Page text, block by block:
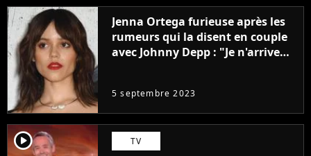
Jenna Ortega furieuse après les
rumeurs qui la disent en couple
avec Johnny Depp : "Je n'arrive
5 septembre 2023
player2 TV